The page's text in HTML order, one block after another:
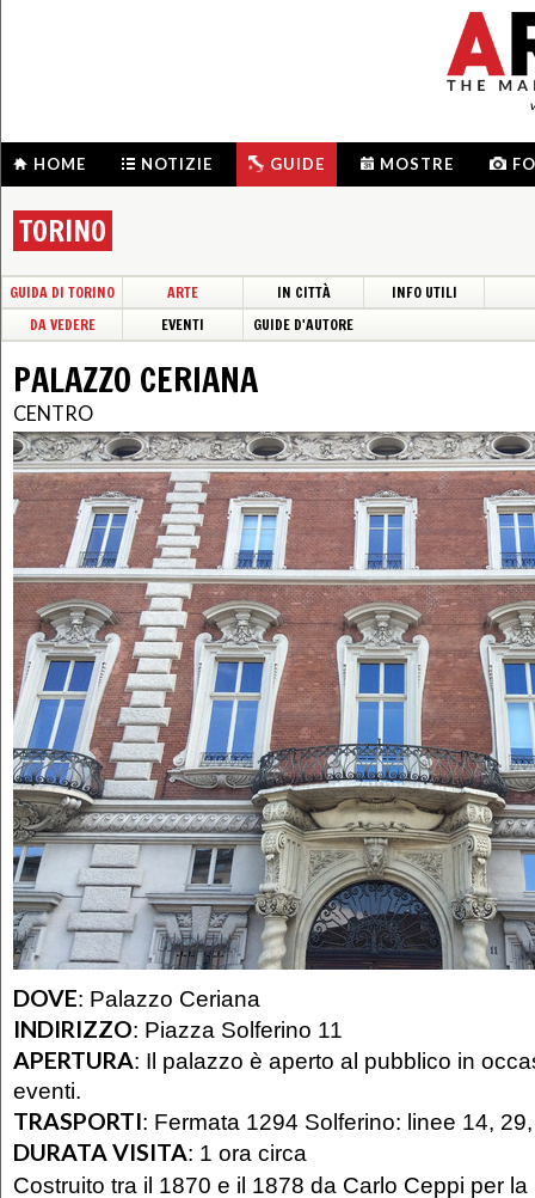
HOME NOTIZIE GUIDE MOSTRE
TORINO
GUIDA DI TORINO ARTE IN CITTÀ
INFO UTILI
DA VEDERE
EVENTI GUIDE D'AUTORE
PALAZZO CERIANA
CENTRO
DOVE: Palazzo Ceriana
INDIRIZZO: Piazza Solferino 11
APERTURA: Il palazzo è aperto al pubblico in
eventi.
TRASPORTI: Fermata 1294 Solferino: linee 14,
DURATA VISITA: 1 ora circa
Costruito tra il 1870 e il 1878 da Carlo Ceppi per